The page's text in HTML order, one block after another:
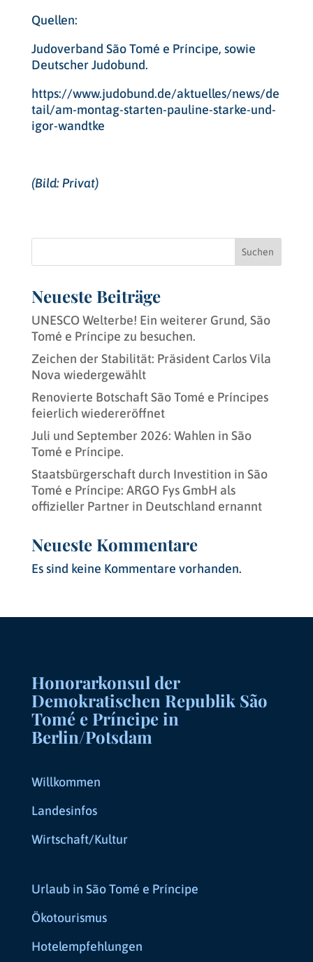
Quellen:
Judoverband São Tomé e Príncipe, sowie
Deutscher Judobund.
https://www.judobund.de/aktuelles/news/de
tail/am-montag-starten-pauline-starke-und-
igor-wandtke
(Bild: Privat)
Suchen
Neueste Beiträge
UNESCO Welterbe! Ein weiterer Grund, São
Tomé e Príncipe zu besuchen.
Zeichen der Stabilität: Präsident Carlos Vila
Nova wiedergewählt
Renovierte Botschaft São Tomé e Príncipes
feierlich wiedereröffnet
Juli und September 2026: Wahlen in São
Tomé e Príncipe.
Staatsbürgerschaft durch Investition in São
Tomé e Príncipe: ARGO Fys GmbH als
offizieller Partner in Deutschland ernannt
Neueste Kommentare
Es sind keine Kommentare vorhanden.
Honorarkonsul der
Demokratischen Republik São
Tomé e Príncipe in
Berlin/Potsdam
Willkommen
Landesinfos
Wirtschaft/Kultur
Urlaub in São Tomé e Príncipe
Ökotourismus
Hotelempfehlungen